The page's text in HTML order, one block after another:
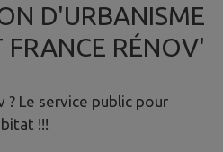
D'URBANISME
FRANCE RÉNOV'
? Le service public pour
!!!